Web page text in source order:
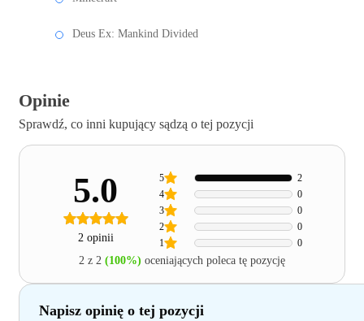
Deus Ex: Mankind Divided
Opinie
Sprawdź, co inni kupujący sądzą o tej pozycji
5.0
2 opinii 1 0
2 0
3 0
4 0
5 2
2 z 2 (100%) oceniających poleca tę pozycję
Napisz opinię o tej pozycji